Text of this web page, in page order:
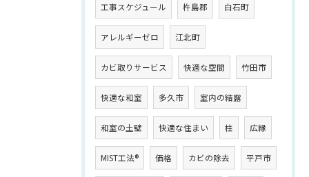
工事スケジュール 杵島郡 白石町
アレルギーゼロ 江北町
カビ取りサービス 快適な空間 竹田市
快適な和室 多久市 室内の結露
和室の土壁 快適な住まい 柱 広縁
MIST工法® 価格 カビの除去 平戸市